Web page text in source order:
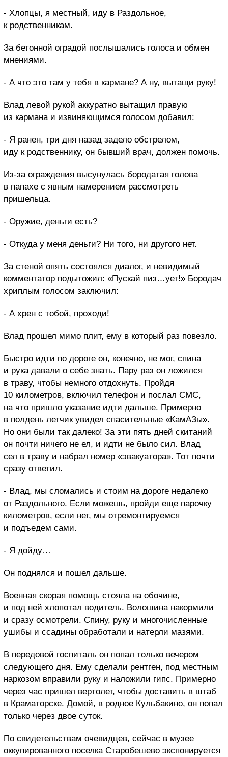
- Хлопцы, я местный, иду в Раздольное,
к родственникам.
За бетонной оградой послышались голоса и обмен
мнениями.
- А что это там у тебя в кармане? А ну, вытащи руку!
Влад левой рукой аккуратно вытащил правую
из кармана и извиняющимся голосом добавил:
- Я ранен, три дня назад задело обстрелом,
иду к родственнику, он бывший врач, должен помочь.
Из-за ограждения высунулась бородатая голова
в папахе с явным намерением рассмотреть
пришельца.
- Оружие, деньги есть?
- Откуда у меня деньги? Ни того, ни другого нет.
За стеной опять состоялся диалог, и невидимый
комментатор подытожил: «Пускай пиз…ует!» Бородач
хриплым голосом заключил:
- А хрен с тобой, проходи!
Влад прошел мимо плит, ему в который раз повезло.
Быстро идти по дороге он, конечно, не мог, спина
и рука давали о себе знать. Пару раз он ложился
в траву, чтобы немного отдохнуть. Пройдя
10 километров, включил телефон и послал СМС,
на что пришло указание идти дальше. Примерно
в полдень летчик увидел спасительные «КамАЗы».
Но они были так далеко! За эти пять дней скитаний
он почти ничего не ел, и идти не было сил. Влад
сел в траву и набрал номер «эвакуатора». Тот почти
сразу ответил.
- Влад, мы сломались и стоим на дороге недалеко
от Раздольного. Если можешь, пройди еще парочку
километров, если нет, мы отремонтируемся
и подъедем сами.
- Я дойду…
Он поднялся и пошел дальше.
Военная скорая помощь стояла на обочине,
и под ней хлопотал водитель. Волошина накормили
и сразу осмотрели. Спину, руку и многочисленные
ушибы и ссадины обработали и натерли мазями.
В передовой госпиталь он попал только вечером
следующего дня. Ему сделали рентген, под местным
наркозом вправили руку и наложили гипс. Примерно
через час пришел вертолет, чтобы доставить в штаб
в Краматорске. Домой, в родное Кульбакино, он попал
только через двое суток.
По свидетельствам очевидцев, сейчас в музее
оккупированного поселка Старобешево экспонируется